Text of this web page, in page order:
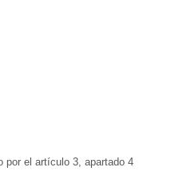
por el artículo 3, apartado 4